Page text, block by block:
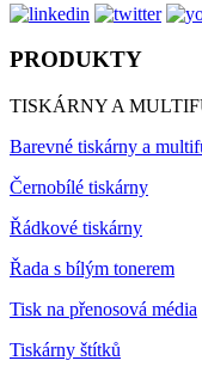
PRODUKTY
TISKÁRNY A
Barevné tiskárny a
Černobílé tiskárny
Řádkové tiskárny
Řada s bílým tonerem
Tisk na přenosová média
Tiskárny štítků